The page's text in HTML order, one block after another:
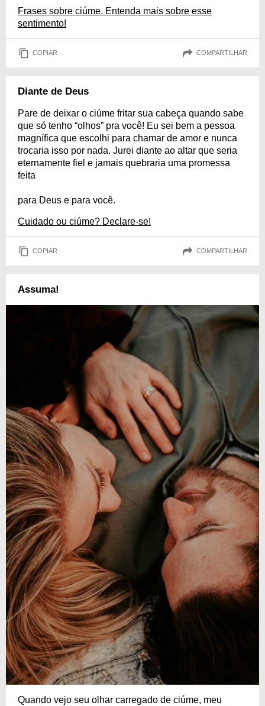
Frases sobre ciúme. Entenda mais sobre esse
sentimento!
COPIAR COMPARTILHAR
Diante de Deus
Pare de deixar o ciúme fritar sua cabeça quando sabe
que só tenho “olhos” pra você! Eu sei bem a pessoa
magnífica que escolhi para chamar de amor e nunca
trocaria isso por nada. Jurei diante ao altar que seria
eternamente fiel e jamais quebraria uma promessa
feita
para Deus e para você.
Cuidado ou ciúme? Declare-se!
COPIAR COMPARTILHAR
Assuma!
Quando vejo seu olhar carregado de ciúme, meu